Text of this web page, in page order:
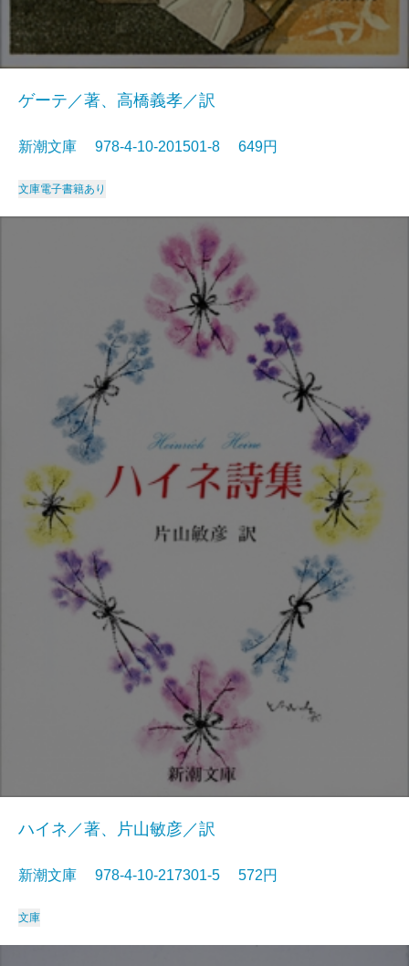
ゲーテ／著、高橋義孝／訳
新潮文庫 978-4-10-201501-8 649円
文庫電子書籍あり
ハイネ／著、片山敏彦／訳
新潮文庫 978-4-10-217301-5 572円
文庫